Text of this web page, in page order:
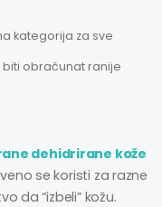
kategorija za sve
obračunat ranije
dehidrirane kože
se koristi za razne
da “izbeli” kožu.